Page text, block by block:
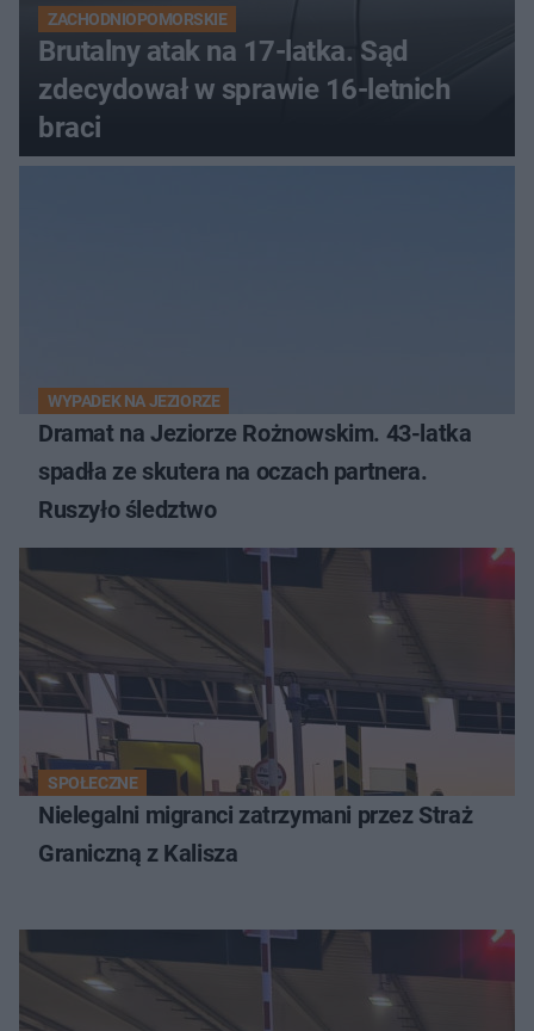
ZACHODNIOPOMORSKIE
Brutalny atak na 17-latka. Sąd
zdecydował w sprawie 16-letnich
braci
WYPADEK NA JEZIORZE
Dramat na Jeziorze Rożnowskim. 43-latka
spadła ze skutera na oczach partnera.
Ruszyło śledztwo
SPOŁECZNE
Nielegalni migranci zatrzymani przez Straż
Graniczną z Kalisza